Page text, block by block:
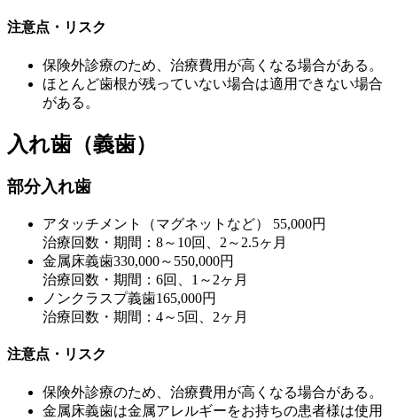
注意点・リスク
保険外診療のため、治療費用が高くなる場合がある。
ほとんど歯根が残っていない場合は適用できない場合
がある。
入れ歯（義歯）
部分入れ歯
アタッチメント（マグネットなど） 55,000円
治療回数・期間：8～10回、2～2.5ヶ月
金属床義歯330,000～550,000円
治療回数・期間：6回、1～2ヶ月
ノンクラスプ義歯165,000円
治療回数・期間：4～5回、2ヶ月
注意点・リスク
保険外診療のため、治療費用が高くなる場合がある。
金属床義歯は金属アレルギーをお持ちの患者様は使用